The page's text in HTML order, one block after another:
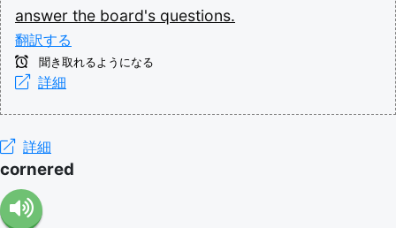
answer the board's questions.
翻訳する
聞き取れるようになる
詳細
詳細
cornered